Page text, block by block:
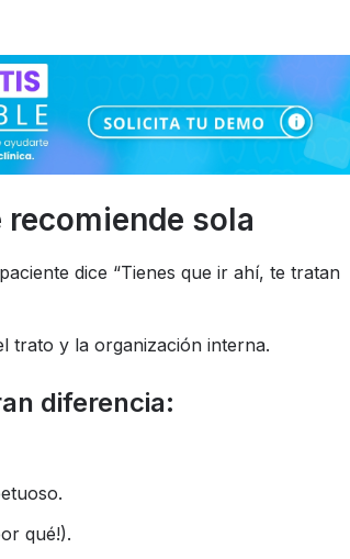
recomiende sola
dice “Tienes que ir ahí, te tratan
trato y la organización interna.
diferencia:
qué!).